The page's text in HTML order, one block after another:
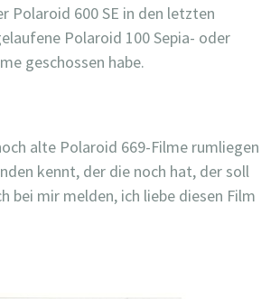
Polaroid 600 SE in den letzten
Polaroid 100 Sepia- oder
geschossen habe.
alte Polaroid 669-Filme rumliegen
kennt, der die noch hat, der soll
bei mir melden, ich liebe diesen Film